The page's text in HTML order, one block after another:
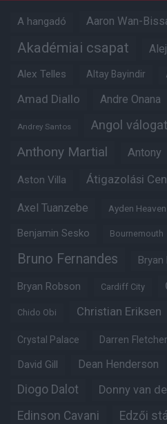
A hangadó Aaron Wan-
Akadémiai csapat
Alex Telles Altay Bayindir
Amad Diallo Andre Onana
Andrey Santos Angol
Anthony Martial Antony
Aston Villa Átigazolási
Axel Tuanzebe Ayden Heaven
Benjamin Sesko Bournemouth
Bruno Fernandes Bryan
Bryan Robson Cardiff City
Chido Obi Christian Eriksen
Crystal Palace Darren Fletcher
David Gill Dean Henderson
Diogo Dalot Donny van
Edinson Cavani Edzői